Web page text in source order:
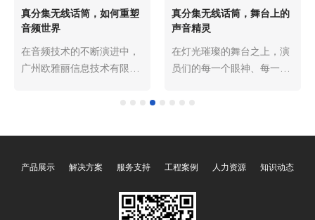
真分集无线话筒，如何重塑
音频世界
在音频技术的不断演进中，
广州欧雅丽信息技术有限公
二UT-1820S，一拖四UT-
以其卓越的性能和创新的技
未有的变革，重塑着我们对
真分集无线话筒，舞台上的
声音精灵
在灯光璀璨的舞台之上，演
员们的每一个眼神、每一个
台表演中，无线话筒早已成
演者摆脱了线缆的束缚，能
力。广州欧雅丽信息技术有
产品展示 解决方案 服务支持 工程案例 人力资源 知识动态